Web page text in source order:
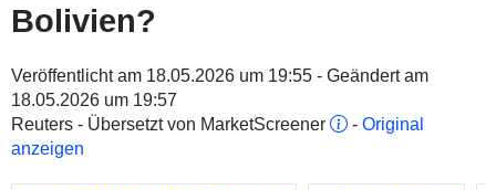
Bolivien?
Veröffentlicht am 18.05.2026 um 19:55 - Geändert am
18.05.2026 um 19:57
Reuters - Übersetzt von MarketScreener
- Original
anzeigen